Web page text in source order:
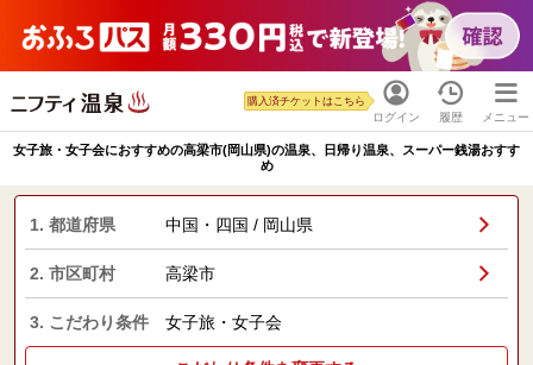
ログイン
購入済チケットはこちら
履歴 メニュー
女子旅・女子会におすすめの高梁市(岡山県)の温泉、日帰り温泉、スーパー銭湯おすす
め
1. 都道府県 中国・四国 / 岡山県
2. 市区町村 高梁市
3. こだわり条件 女子旅・女子会